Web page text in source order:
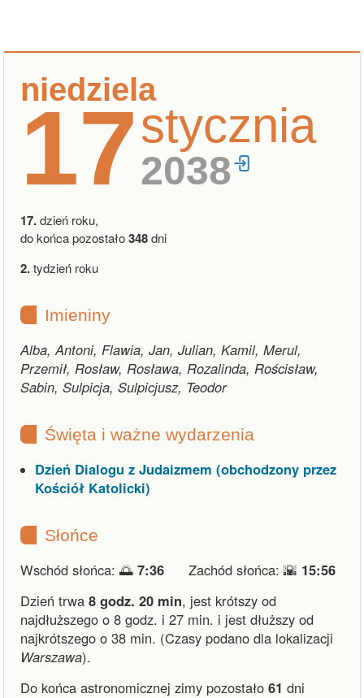
niedziela
17stycznia
2038
17.dzień roku,
do końca pozostało348dni
2.tydzień roku
Imieniny
Alba, Antoni, Flawia, Jan, Julian, Kamil, Merul,
Przemił, Rosław, Rosława, Rozalinda, Rościsław,
Sabin, Sulpicja, Sulpicjusz, Teodor
Święta i ważne wydarzenia
Dzień Dialogu z Judaizmem (obchodzony przez
Kościół Katolicki)
Słońce
Wschód słońca: 🌅 7:36 Zachód słońca: 🌇 15:56
Dzień trwa 8 godz. 20 min, jest krótszy od
najdłuższego o 8 godz. i 27 min. i jest dłuższy od
najkrótszego o 38 min. (Czasy podano dla lokalizacji
Warszawa).
Do końca astronomicznej zimy pozostało 61 dni